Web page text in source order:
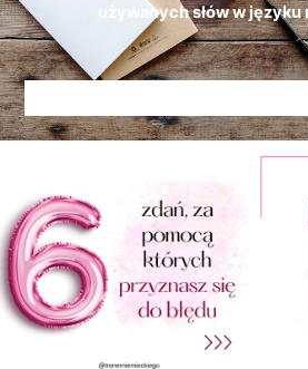
używanych słów w